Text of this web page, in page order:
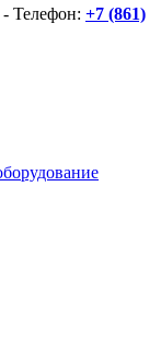
- Телефон: +7 (861)